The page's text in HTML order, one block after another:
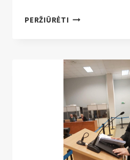
PERŽIŪRĖTIDAUGIAUSIA
ANT
SKERSINIO,
ATLIKTŲ